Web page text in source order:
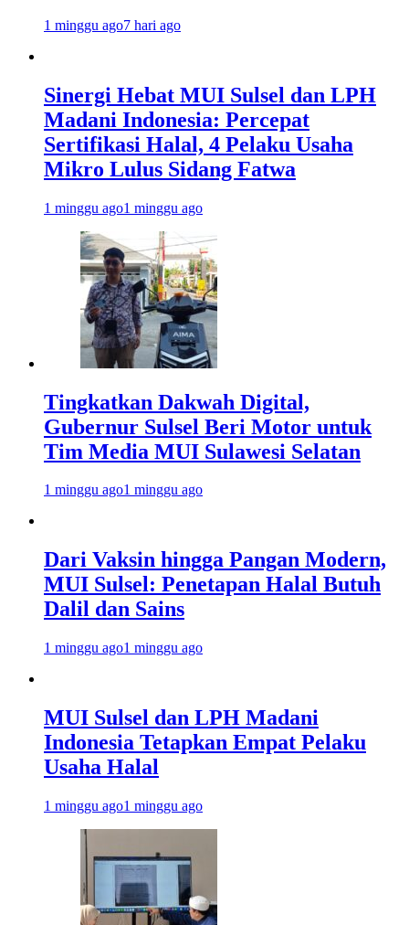
1 minggu ago7 hari ago
Sinergi Hebat MUI Sulsel dan LPH
Madani Indonesia: Percepat
Sertifikasi Halal, 4 Pelaku Usaha
Mikro Lulus Sidang Fatwa
1 minggu ago1 minggu ago
Tingkatkan Dakwah Digital,
Gubernur Sulsel Beri Motor untuk
Tim Media MUI Sulawesi Selatan
1 minggu ago1 minggu ago
Dari Vaksin hingga Pangan Modern,
MUI Sulsel: Penetapan Halal Butuh
Dalil dan Sains
1 minggu ago1 minggu ago
MUI Sulsel dan LPH Madani
Indonesia Tetapkan Empat Pelaku
Usaha Halal
1 minggu ago1 minggu ago